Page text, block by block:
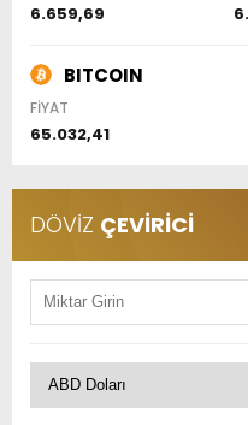
6.659,69
BITCOIN
FİYAT
65.032,41
DÖVİZ ÇEVİRİCİ